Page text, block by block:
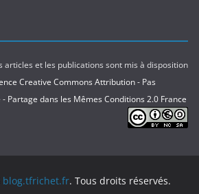
articles et les publications sont mis à disposition
Creative Commons Attribution - Pas
Partage dans les Mêmes Conditions 2.0 France
blog.tfrichet.fr. Tous droits réservés.